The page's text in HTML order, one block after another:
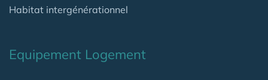
Habitat intergénérationnel
Equipement Logement